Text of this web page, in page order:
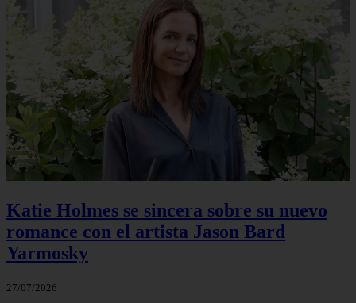
Katie Holmes se sincera sobre su nuevo
romance con el artista Jason Bard
Yarmosky
27/07/2026